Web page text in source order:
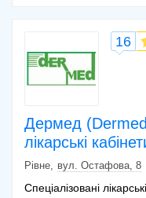
Дермед
лікарські
16
Рівне вул. Остафова, 8
Спеціалізовані